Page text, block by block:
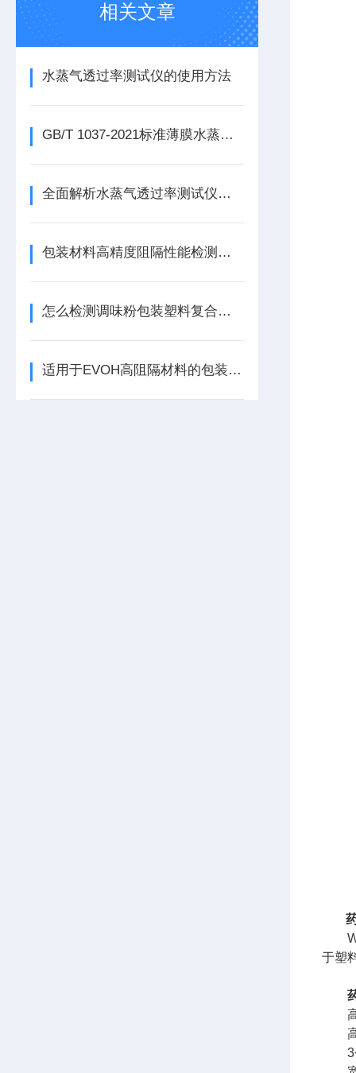
相关文章
水蒸气透过率测试仪的使用方法
GB/T 1037-2021标准薄膜水蒸气透过率测试仪
全面解析水蒸气透过率测试仪的优点
包装材料高精度阻隔性能检测仪器应怎么选择
怎么检测调味粉包装塑料复合膜的防潮性能
适用于EVOH高阻隔材料的包装检测仪器-水蒸气透过率测试仪
于塑
高
高
3个